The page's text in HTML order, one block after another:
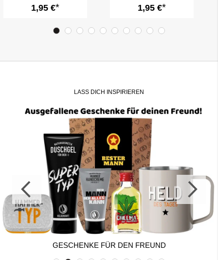
1,95 €
WALDFRUCHT
1,95 €
LASS DICH INSPIRIEREN
GESCHENKE FÜR DEN FREUND